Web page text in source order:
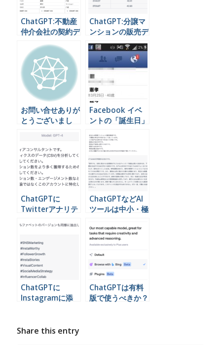
ChatGPT:不動産
仲介会社の契約デ
ータから顧客の傾
向を分析する
ChatGPT:分譲マ
ンションの販売デ
ータを読み込ませ
て分析する
お問い合せありが
とうございまし
Facebook イベ
ントの「誕生日」
せない方法
ChatGPTに
Twitterアナリテ
読み込ませて分析
する
ChatGPTなどAI
ツールは中小・極
オンチこそ使うべ
きだと考える理由
ChatGPTに
Instagramに添
ChatGPTは有料
版で使うべきか？
Share this entry